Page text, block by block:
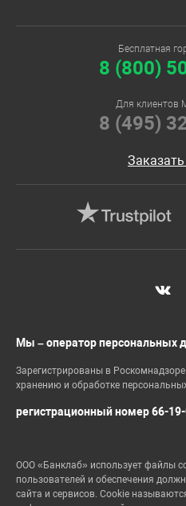
Бесплатная
8 (800)
Для клиентов
8 (495)
Мы – оператор персональных
Зарегистрированы в
хранению и обработке
регистрационный номер 66-
ООО «Банклаб» использует файлы
пользователей и обеспечения
сайта и сервисов. Cookie